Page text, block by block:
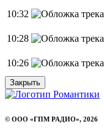
10:32
10:28
10:26
Закрыть
© ООО «ГПМ РАДИО», 2026